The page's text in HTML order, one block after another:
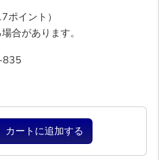
イント）
合があります。
カートに追加する